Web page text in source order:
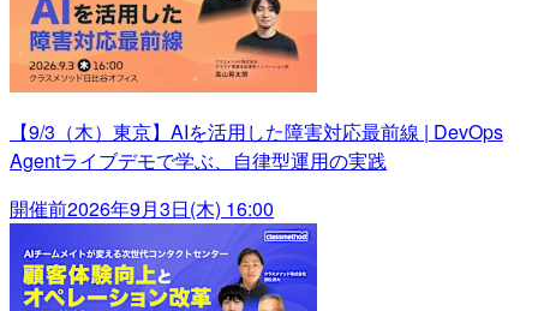
【9/3（木）東京】AIを活用した障害対応最前線 | DevOps
Agentライブデモで学ぶ、自律型運用の実践
開催前2026年9月3日(木) 16:00